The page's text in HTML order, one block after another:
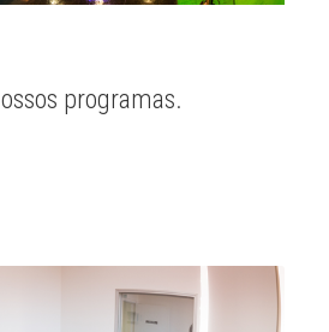
programas.